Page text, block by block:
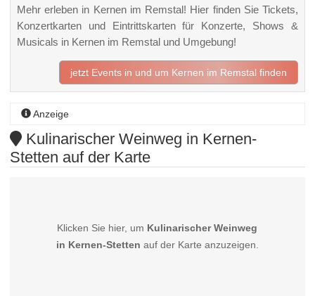
Mehr erleben in Kernen im Remstal! Hier finden Sie Tickets,
Konzertkarten und Eintrittskarten für Konzerte, Shows &
Musicals in Kernen im Remstal und Umgebung!
jetzt Events in und um Kernen im Remstal finden
Anzeige
Kulinarischer Weinweg in Kernen-
Stetten auf der Karte
Klicken Sie hier, um Kulinarischer Weinweg
in Kernen-Stetten auf der Karte anzuzeigen.